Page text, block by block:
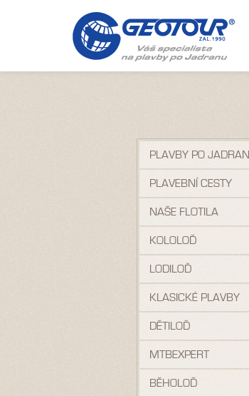
PLAVBY PO
PLAVEBNÍ CESTY
NAŠE FLOTILA
KOLOLOĎ
LODILOĎ
KLASICKÉ PLAVBY
DĚTILOĎ
MTBEXPERT
BĚHOLOĎ